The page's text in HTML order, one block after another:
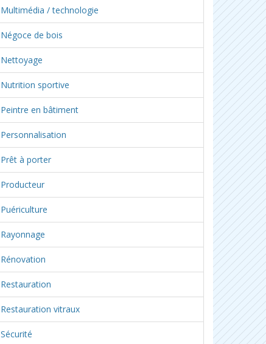
Multimédia / technologie
Négoce de bois
Nettoyage
Nutrition sportive
Peintre en bâtiment
Personnalisation
Prêt à porter
Producteur
Puériculture
Rayonnage
Rénovation
Restauration
Restauration vitraux
Sécurité